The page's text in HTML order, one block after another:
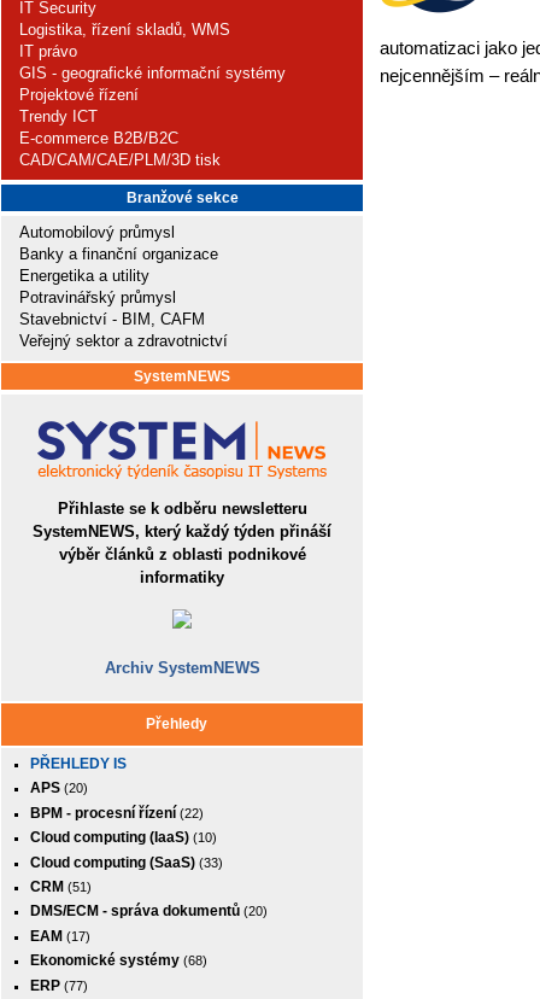
IT Security
Logistika, řízení skladů, WMS
IT právo
GIS - geografické informační systémy
Projektové řízení
Trendy ICT
E-commerce B2B/B2C
CAD/CAM/CAE/PLM/3D tisk
Branžové sekce
Automobilový průmysl
Banky a finanční organizace
Energetika a utility
Potravinářský průmysl
Stavebnictví - BIM, CAFM
Veřejný sektor a zdravotnictví
SystemNEWS
Přihlaste se k odběru newsletteru
SystemNEWS, který každý týden přináší
výběr článků z oblasti podnikové
informatiky
Archiv SystemNEWS
Přehledy
PŘEHLEDY IS
APS (20)
BPM - procesní řízení (22)
Cloud computing (IaaS) (10)
Cloud computing (SaaS) (33)
CRM (51)
DMS/ECM - správa dokumentů (20)
EAM (17)
Ekonomické systémy (68)
ERP (77)
automatizaci jako
nejcennějším –